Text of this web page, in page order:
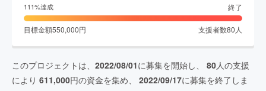
111%達成 終了
目標金額550,000円 支援者数80 人
このプロジェクトは、 2022/08/01に募集を開始し、 80人の支援
により 611,000円の資金を集め、 2022/09/17に募集を終了しま